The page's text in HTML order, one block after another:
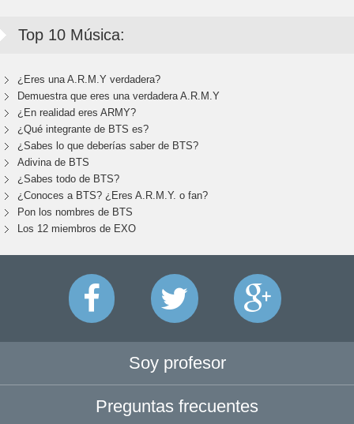
Top 10 Música:
¿Eres una A.R.M.Y verdadera?
Demuestra que eres una verdadera A.R.M.Y
¿En realidad eres ARMY?
¿Qué integrante de BTS es?
¿Sabes lo que deberías saber de BTS?
Adivina de BTS
¿Sabes todo de BTS?
¿Conoces a BTS? ¿Eres A.R.M.Y. o fan?
Pon los nombres de BTS
Los 12 miembros de EXO
Soy profesor
Preguntas frecuentes